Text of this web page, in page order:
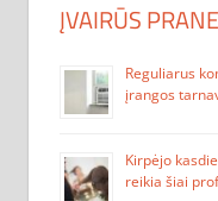
ĮVAIRŪS
Reguliarus
įrangos
Kirpėjo
reikia šiai